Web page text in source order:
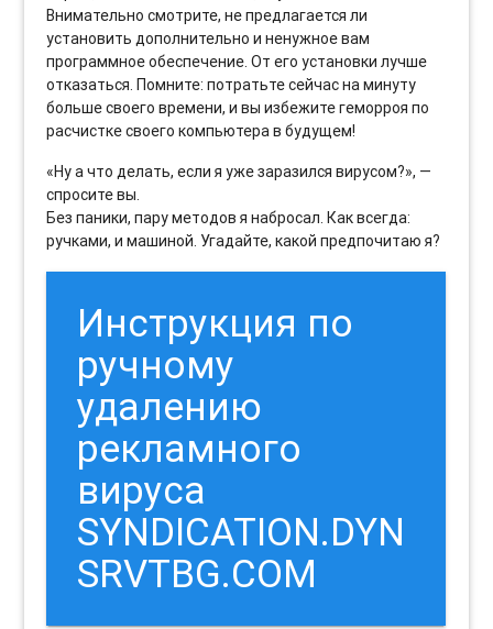
Внимательно смотрите, не предлагается ли
установить дополнительно и ненужное вам
программное обеспечение. От его установки лучше
отказаться. Помните: потратьте сейчас на минуту
больше своего времени, и вы избежите геморроя по
расчистке своего компьютера в будущем!
«Ну а что делать, если я уже заразился вирусом?», —
спросите вы.
Без паники, пару методов я набросал. Как всегда:
ручками, и машиной. Угадайте, какой предпочитаю я?
Инструкция по
ручному
удалению
рекламного
вируса
SYNDICATION.DYN
SRVTBG.COM